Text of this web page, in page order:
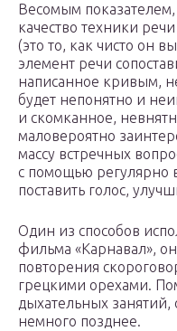
Весомым
качество техники
(это то, как чисто он
элемент речи
написанное кривым,
будет непонятно и
и скомканное,
маловероятно
массу встречных
с помощью регулярно
поставить голос,
Один из способов
фильма «Карнавал»,
повторения
грецкими орехами.
дыхательных
немного позднее.